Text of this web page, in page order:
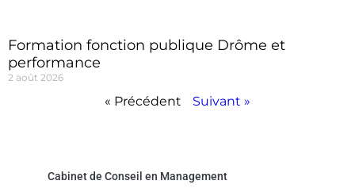
Formation fonction publique Drôme et
performance
2 août 2026
« Précédent Suivant »
Cabinet de Conseil en Management